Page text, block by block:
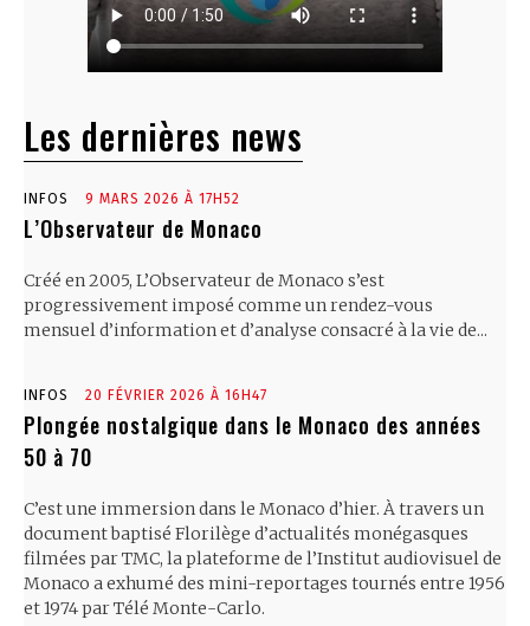
Les dernières news
INFOS 9 MARS 2026 À 17H52
L’Observateur de Monaco
Créé en 2005, L’Observateur de Monaco s’est
progressivement imposé comme un rendez-vous
mensuel d’information et d’analyse consacré à la vie de...
INFOS 20 FÉVRIER 2026 À 16H47
Plongée nostalgique dans le Monaco des années
50 à 70
C’est une immersion dans le Monaco d’hier. À travers un
document baptisé Florilège d’actualités monégasques
filmées par TMC, la plateforme de l’Institut audiovisuel de
Monaco a exhumé des mini-reportages tournés entre 1956
et 1974 par Télé Monte-Carlo.